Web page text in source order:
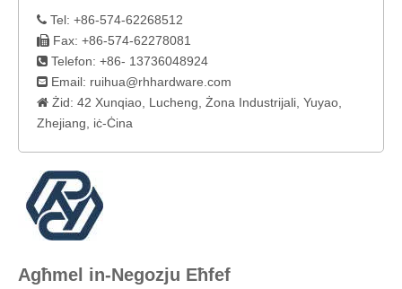
 Tel: +86-574-62268512
 Fax: +86-574-62278081
 Telefon: +86- 13736048924
 Email: ruihua@rhhardware.com
 Żid: 42 Xunqiao, Lucheng, Żona Industrijali, Yuyao,
Zhejiang, iċ-Ċina
Agħmel in-Negozju Eħfef